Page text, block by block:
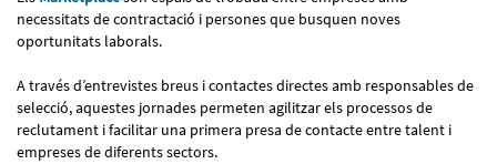
necessitats de contractació i persones que busquen noves
oportunitats laborals.
A través d’entrevistes breus i contactes directes amb responsables de
selecció, aquestes jornades permeten agilitzar els processos de
reclutament i facilitar una primera presa de contacte entre talent i
empreses de diferents sectors.